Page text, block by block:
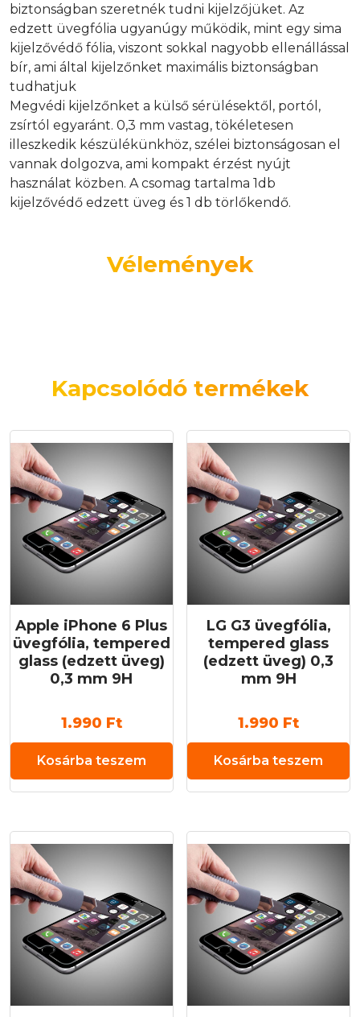
biztonságban szeretnék tudni kijelzőjüket. Az
edzett üvegfólia ugyanúgy működik, mint egy sima
kijelzővédő fólia, viszont sokkal nagyobb ellenállással
bír, ami által kijelzőnket maximális biztonságban
tudhatjuk
Megvédi kijelzőnket a külső sérülésektől, portól,
zsírtól egyaránt. 0,3 mm vastag, tökéletesen
illeszkedik készülékünkhöz, szélei biztonságosan el
vannak dolgozva, ami kompakt érzést nyújt
használat közben. A csomag tartalma 1db
kijelzővédő edzett üveg és 1 db törlőkendő.
Vélemények
Kapcsolódó termékek
Apple iPhone 6 Plus
üvegfólia, tempered
glass (edzett üveg)
0,3 mm 9H
1.990 Ft
Kosárba teszem
LG G3 üvegfólia,
tempered glass
(edzett üveg) 0,3
mm 9H
1.990 Ft
Kosárba teszem